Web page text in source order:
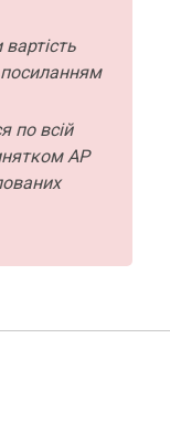
по всій
АР